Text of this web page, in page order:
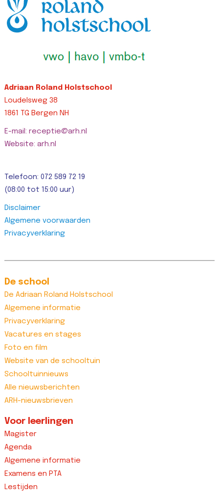
right-width: 0px…
Lees bericht >>
Adriaan Roland Holstschool
Loudelsweg 38
1861 TG Bergen NH
E-mail: receptie@arh.nl
Website: arh.nl
Telefoon: 072 589 72 19
(08:00 tot 15:00 uur)
Disclaimer
Algemene voorwaarden
Privacyverklaring
De school
De Adriaan Roland Holstschool
Algemene informatie
Privacyverklaring
Vacatures en stages
Foto en film
Website van de schooltuin
Schooltuinnieuws
Alle nieuwsberichten
ARH-nieuwsbrieven
Voor leerlingen
Magister
Agenda
Algemene informatie
Examens en PTA
Lestijden